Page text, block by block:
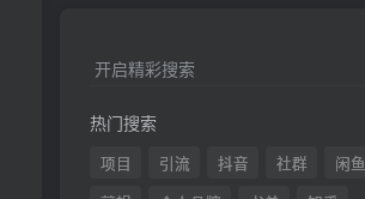
开启精彩搜索
热门搜索
项目 引流 抖音 社群
闲鱼